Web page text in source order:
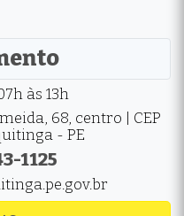
às 13h
68, centro | CEP
- PE
1125